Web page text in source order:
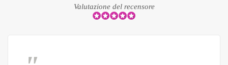
Valutazione del recensore